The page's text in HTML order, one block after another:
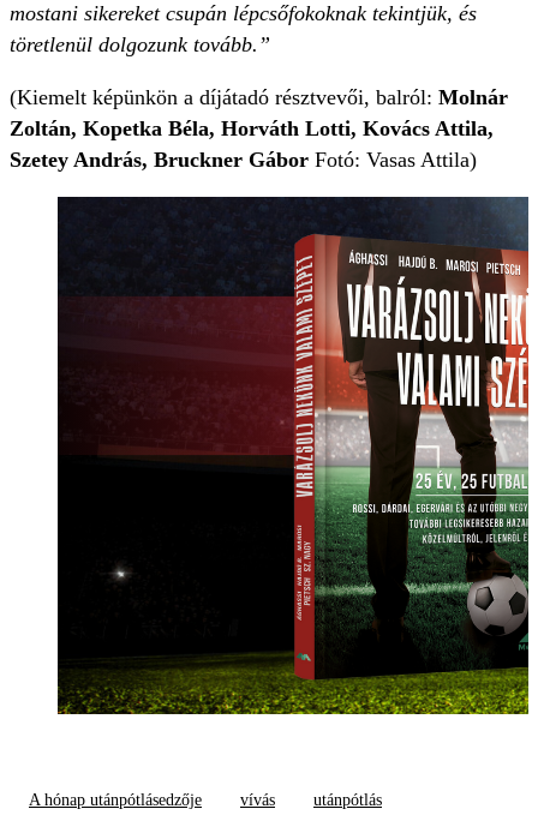
mostani sikereket csupán lépcsőfokoknak tekintjük, és
töretlenül dolgozunk tovább.”
(Kiemelt képünkön a díjátadó résztvevői, balról: Molnár
Zoltán, Kopetka Béla, Horváth Lotti, Kovács Attila,
Szetey András, Bruckner Gábor Fotó: Vasas Attila)
A hónap utánpótlásedzője vívás utánpótlás